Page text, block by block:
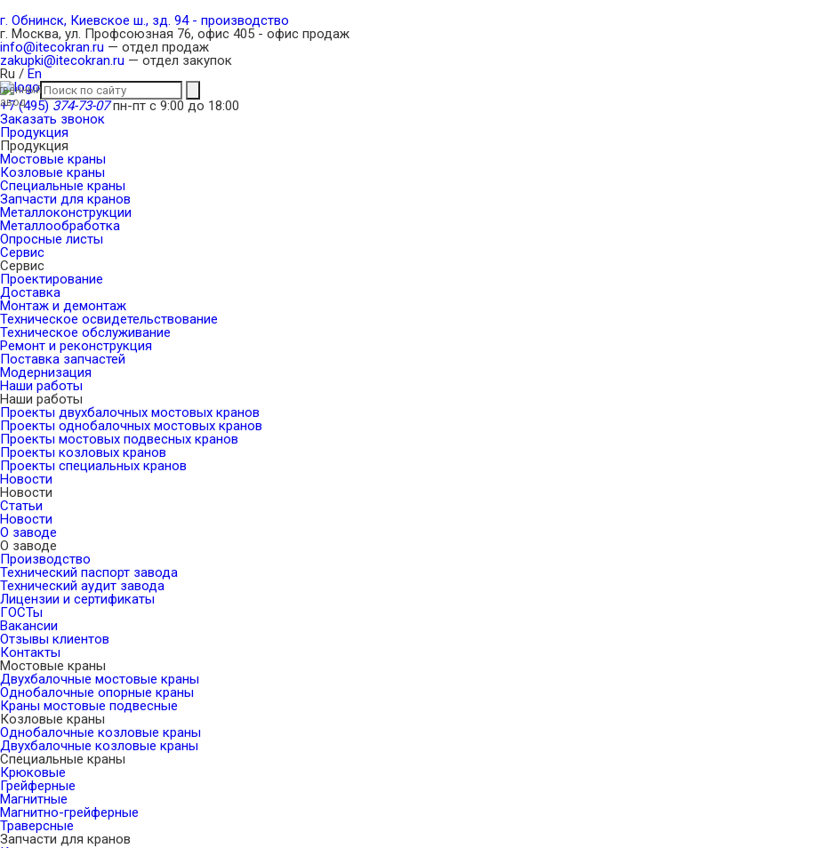
г. Обнинск, Киевское ш., зд. 94 - производство
г. Москва, ул. Профсоюзная 76, офис 405 - офис продаж
info@itecokran.ru — отдел продаж
zakupki@itecokran.ru — отдел закупок
Ru / En
+7 (495) 374-73-07 пн-пт с 9:00 до 18:00
Заказать звонок
Продукция
Продукция
Мостовые краны
Козловые краны
Специальные краны
Запчасти для кранов
Металлоконструкции
Металлообработка
Опросные листы
Сервис
Сервис
Проектирование
Доставка
Монтаж и демонтаж
Техническое освидетельствование
Техническое обслуживание
Ремонт и реконструкция
Поставка запчастей
Модернизация
Наши работы
Наши работы
Проекты двухбалочных мостовых кранов
Проекты однобалочных мостовых кранов
Проекты мостовых подвесных кранов
Проекты козловых кранов
Проекты специальных кранов
Новости
Новости
Статьи
Новости
О заводе
О заводе
Производство
Технический паспорт завода
Технический аудит завода
Лицензии и сертификаты
ГОСТы
Вакансии
Отзывы клиентов
Контакты
Мостовые краны
Двухбалочные мостовые краны
Однобалочные опорные краны
Краны мостовые подвесные
Козловые краны
Однобалочные козловые краны
Двухбалочные козловые краны
Специальные краны
Крюковые
Грейферные
Магнитные
Магнитно-грейферные
Траверсные
Запчасти для кранов